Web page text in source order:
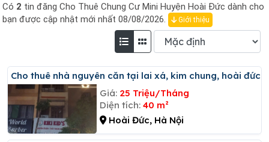
Có 2 tin đăng Cho Thuê Chung Cư Mini Huyện Hoài Đức dành cho
bạn được cập nhật mới nhất 08/08/2026.
Giới thiệu
Cho thuê nhà nguyên căn tại lai xá, kim chung, hoài đức
Giá: 25 Triệu/Tháng
Diện tích: 40 m²
Hoài Đức, Hà Nội